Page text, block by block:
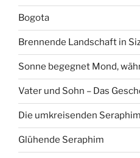
Bogota
Brennende Landschaft in
Sonne begegnet Mond,
Vater und Sohn – Das
Die umkreisenden Seraphim
Glühende Seraphim